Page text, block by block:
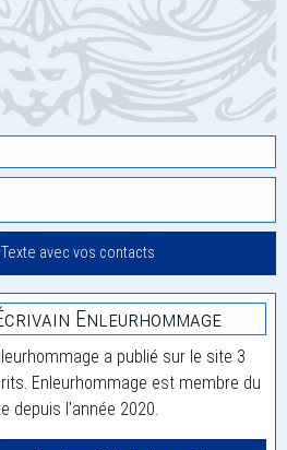
avec vos contacts
Enleurhommage
a publié sur le site 3
Enleurhommage est membre du
depuis l'année 2020.